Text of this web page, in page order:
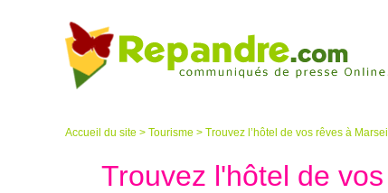
Accueil du site > Tourisme > Trouvez l’hôtel de vos rêves à
Trouvez l'hôtel de